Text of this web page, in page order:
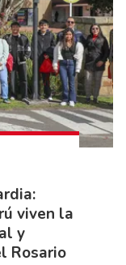
viven la
y
Rosario